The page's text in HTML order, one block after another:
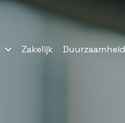
Zakelijk Duurzaamheid